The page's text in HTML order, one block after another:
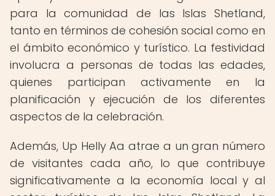
para la comunidad de las Islas Shetland,
tanto en términos de cohesión social como en
el ámbito económico y turístico. La festividad
involucra a personas de todas las edades,
quienes participan activamente en la
planificación y ejecución de los diferentes
aspectos de la celebración.
Además, Up Helly Aa atrae a un gran número
de visitantes cada año, lo que contribuye
significativamente a la economía local y al